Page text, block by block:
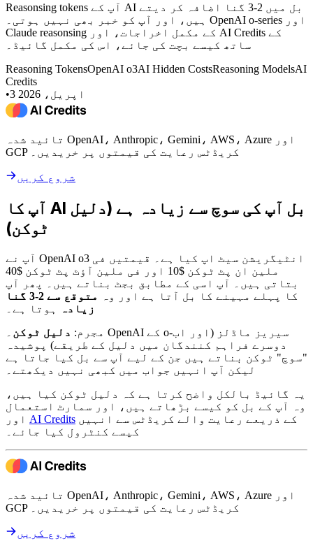
Reasonsing tokens آپ کے AI بل میں 2-3 گنا اضافہ کر دیتے
ہیں، اور آپ کو خبر بھی نہیں ہوتی۔ OpenAI o-series اور
Claude reasonsing کے مکمل اخراجات، اور AI Credits کے
ساتھ کیسے بچت کی جائے، اس کی مکمل گائیڈ۔
Reasoning TokensOpenAI o3AI Hidden CostsReasoning ModelsAI
Credits
•
3 اپریل، 2026
تائید شدہ OpenAI، Anthropic، Gemini، AWS، Azure اور
GCP کریڈٹس رعایت کی قیمتوں پر خریدیں۔
شروع کریں
آپ کا AI بل آپ کی سوچ سے زیادہ ہے (دلیل
ٹوکن)
آپ نے OpenAI o3 انٹیگریشن سیٹ اپ کیا ہے۔ قیمتیں فی
ملین ان پٹ ٹوکن $10 اور فی ملین آؤٹ پٹ ٹوکن $40
بتاتی ہیں۔ آپ اسی کے مطابق بجٹ بناتے ہیں۔ پھر آپ
کا پہلے مہینے کا بل آتا ہے اور وہ
متوقع سے 2-3 گنا
زیادہ
ہوتا ہے۔
مجرم: دلیل ٹوکن
دوسرے فراہم کنندگان میں دلیل کے طریقے) پوشیدہ
"سوچ" ٹوکن بناتے ہیں جن کے لیے آپ سے بل کیا جاتا ہے
لیکن آپ انہیں جواب میں کبھی نہیں دیکھتے۔
یہ گائیڈ بالکل واضح کرتا ہے کہ دلیل ٹوکن کیا ہیں،
وہ آپ کے بل کو کیسے بڑھاتے ہیں، اور سمارٹ استعمال
AI Credits
کیسے کنٹرول کیا جائے۔
تائید شدہ OpenAI، Anthropic، Gemini، AWS، Azure اور
GCP کریڈٹس رعایت کی قیمتوں پر خریدیں۔
شروع کریں